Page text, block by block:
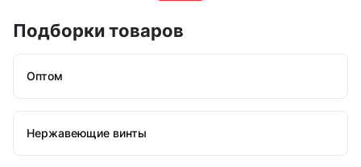
Подборки товаров
Оптом
Нержавеющие винты